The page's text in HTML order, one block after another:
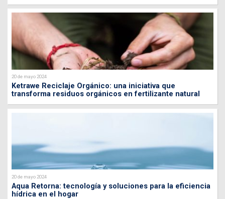
20 de mayo 2024
Ketrawe Reciclaje Orgánico: una iniciativa que
transforma residuos orgánicos en fertilizante natural
20 de mayo 2024
Aqua Retorna: tecnología y soluciones para la eficiencia
hídrica en el hogar